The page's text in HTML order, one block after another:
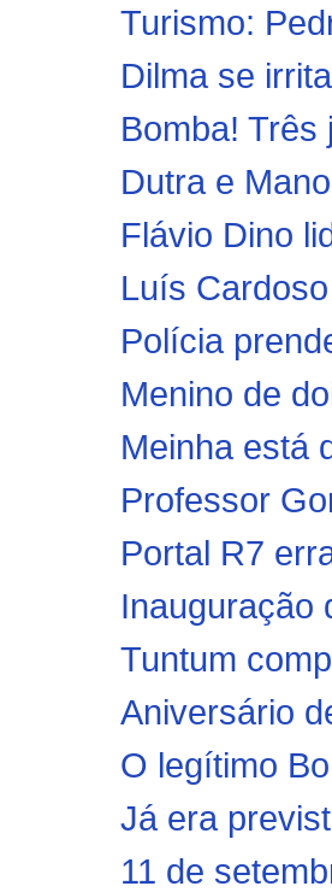
Turismo:
Dilma se
Bomba! Três
Dutra e
Flávio Dino
Luís
Polícia
Menino de
Meinha está
Professor
Portal R7
Inauguração
Tuntum
Aniversário
O legítimo
Já era
11 de